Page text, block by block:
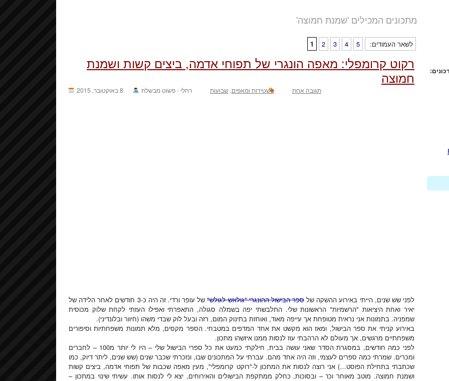
מתכונים המכילים 'שמנת חמוצה'
לשאר העמודים: 1 2 3 4 5
רקוט קרומפלי: מאפה הונגרי של תפוחי אדמה, ביצים קשות ושמנת
חמוצה
8 באוקטובר, 2015 רחלי - פשוט מבשלת פשטידות ומאפים, שבועות תגובה אחת
לפני שש שנים, הייתי באירוע ההשקה של ספר הבישול ההונגרי "גולאש לגולש"
של עופר ורדי. זה היה כ-3 חודשים לאחר הלידה של
יאיר ואחת היציאות "הרשמיות" הראשונות שלי. התלבשתי יפה בשמלה סגולה, התאפרתי ואפילו העזתי לקחת שלוק מכוסית
שמפניה. בתמונות אני נראית מטופחת אך עייפה מאוד, ואוחזת בתינוק המום, רזה ובעל לוק שבדי משהו (חיוור ובלונדיני).
באירוע קניתי את ספר הבישול, ומאז הוא מקשט את אחד המדפים במטבחי. הספר מקסים, מלא תמונות משפחתיות וסיפורים
משפחתיים מרגשים, אך מעולם לא הרהבתי עוז לנסות ממנו איזשהו מתכון.
לפני כמה חודשים, במסגרת הסדר שאני עושה בבית, חילקתי כמעט את כל ספרי הבישול שלי – היו לי יותר מ100 – לחברים
ומכרים. שמרתי כמה ספרים לעצמי, וזה היה אחד מהם. עברתי על המתכונים שבו, ונזכרתי שכבר שנים (שש שנים, ליתר דיוק, כמו
שכתבתי בתחילת הפוסט…) אני רוצה לנסות את המתכון ל-"רוקט קרומפלי", מעין מאפה שכבות של תפוחי אדמה, ביצים קשות
ושמנת חמוצה. מוטב מאוחר וכו' – ובסוכות, כחלק ממתקפת הבישולים והאירוחים, יצא לי לנסות אותו. עשיתי שינוי במתכון –